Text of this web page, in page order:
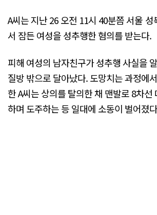
A씨는 지난 26 오전 11시 40분쯤 서울 성
서 잠든 여성을 성추행한 혐의를 받는다.
피해 여성의 남자친구가 성추행 사실을
질방 밖으로 달아났다. 도망치는 과정에
한 A씨는 상의를 탈의한 채 맨발로 8차선
하며 도주하는 등 일대에 소동이 벌어졌